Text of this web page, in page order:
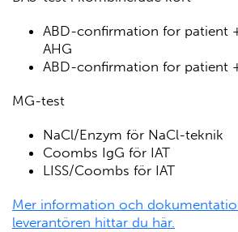
ABD-confirmation for patient
AHG
ABD-confirmation for patient
MG-test
NaCl/Enzym för NaCl-teknik
Coombs IgG för IAT
LISS/Coombs för IAT
Mer information och
leverantören hittar du här.